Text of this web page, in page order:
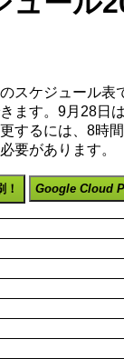
スケジュール表
ます。9月28日
するには、8時
要があります。
！ Google Cloud